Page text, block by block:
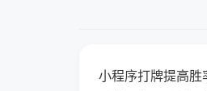
小程序打牌提高胜